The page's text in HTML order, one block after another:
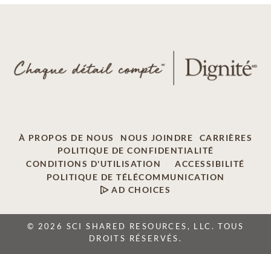
À PROPOS DE NOUS NOUS JOINDRE
CARRIÈRES
POLITIQUE DE CONFIDENTIALITÉ
CONDITIONS D'UTILISATION
ACCESSIBILITÉ
POLITIQUE DE TÉLÉCOMMUNICATION
AD CHOICES
© 2026 SCI SHARED RESOURCES, LLC. TOUS
DROITS RÉSERVÉS.